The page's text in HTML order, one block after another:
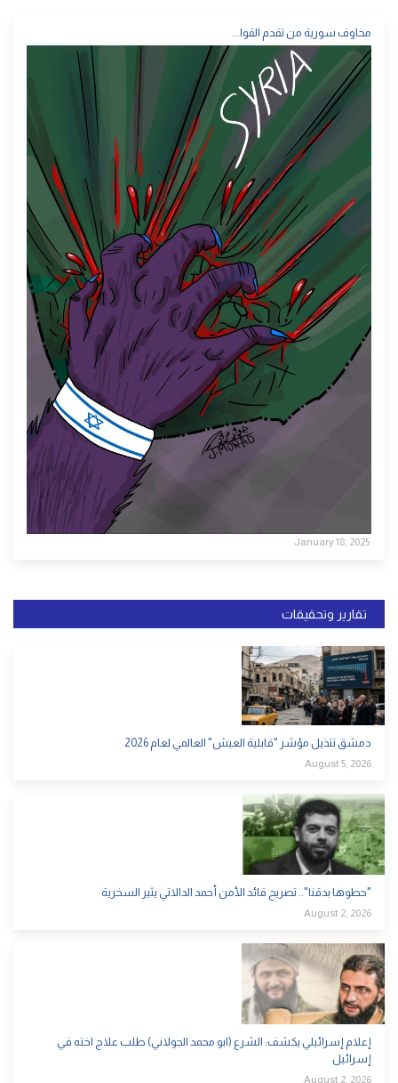
مخاوف سورية من تقدم القوا...
January 18, 2025
تقارير وتحقيقات
دمشق تتذيل مؤشر "قابلية العيش" العالمي لعام 2026
August 5, 2026
"حطوها بدقنا".. تصريح قائد الأمن أحمد الدالاتي يثير السخرية
August 2, 2026
إعلام إسرائيلي يكشف: الشرع (ابو محمد الجولاني) طلب علاج اخته في
إسرائيل
August 2, 2026